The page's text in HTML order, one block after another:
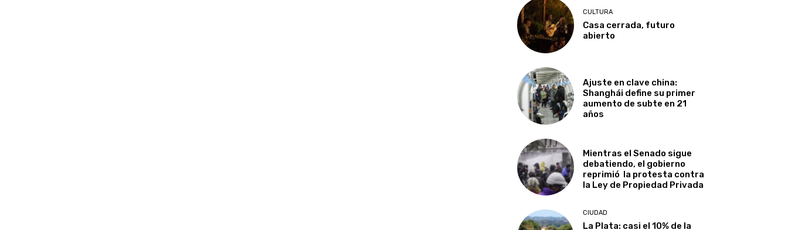
CULTURA
Casa cerrada, futuro
abierto
Ajuste en clave china:
Shanghái define su primer
aumento de subte en 21
años
Mientras el Senado sigue
debatiendo, el gobierno
reprimió la protesta contra
la Ley de Propiedad Privada
CIUDAD
La Plata: casi el 10% de la